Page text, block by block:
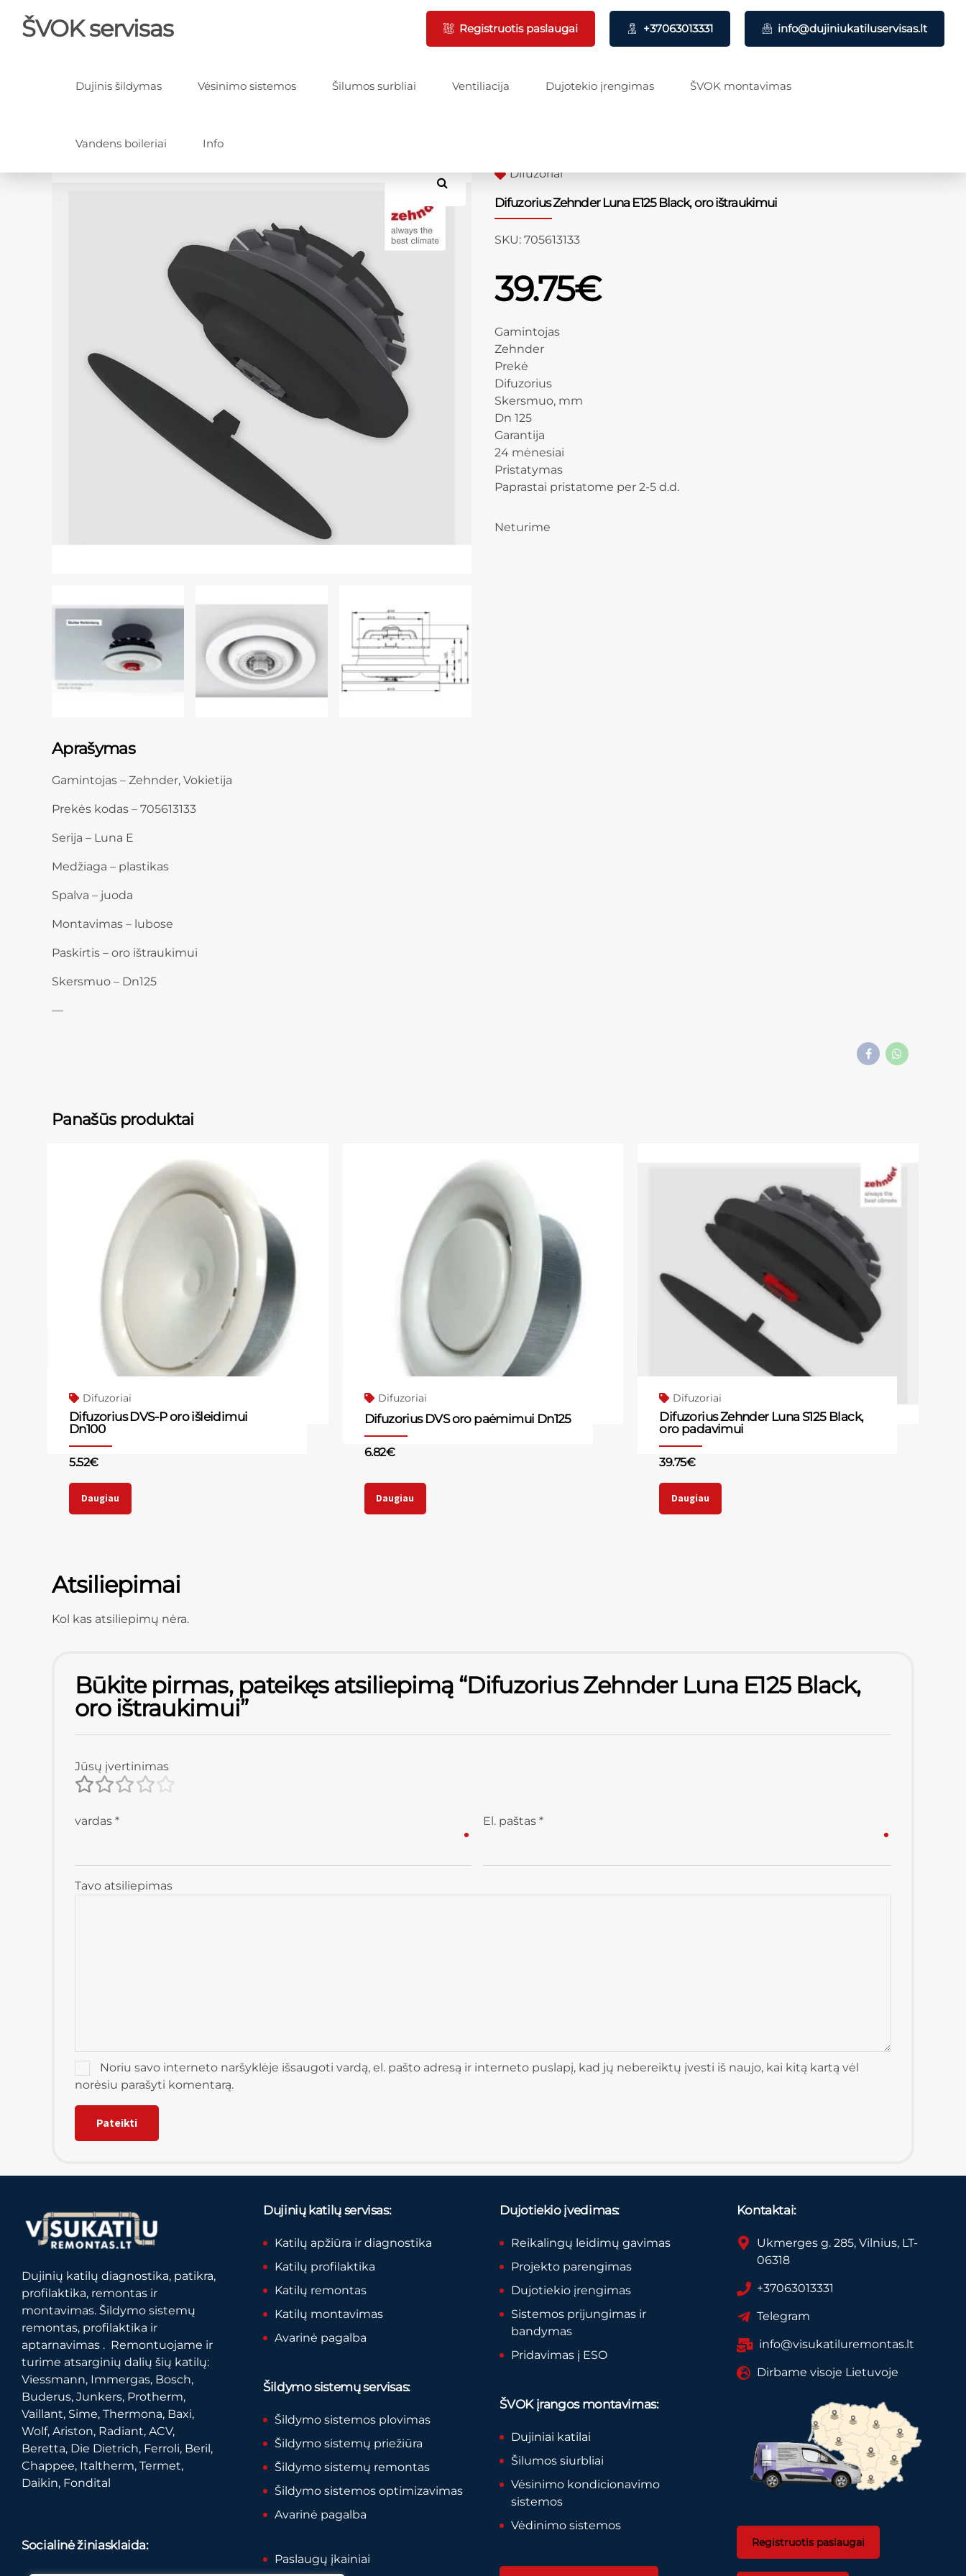
ŠVOK servisas Registruotis paslaugai +37063013331 info@dujiniukatiluservisas.lt
Dujinis šildymas Vėsinimo sistemos Šilumos surbliai Ventiliacija Dujotekio įrengimas ŠVOK montavimas
Vandens boileriai Info
Difuzoriai
Difuzorius Zehnder Luna E125 Black, oro ištraukimui
SKU: 705613133
39.75€
Gamintojas
Zehnder
Prekė
Difuzorius
Skersmuo, mm
Dn 125
Garantija
24 mėnesiai
Pristatymas
Paprastai pristatome per 2-5 d.d.
Neturime
Aprašymas
Gamintojas – Zehnder, Vokietija
Prekės kodas – 705613133
Serija – Luna E
Medžiaga – plastikas
Spalva – juoda
Montavimas – lubose
Paskirtis – oro ištraukimui
Skersmuo – Dn125
—
Panašūs produktai
Difuzoriai
Difuzorius DVS-P oro išleidimui
Dn100
5.52€
Daugiau
Difuzoriai
Difuzorius DVS oro paėmimui Dn125
6.82€
Daugiau
Difuzoriai
Difuzorius Zehnder Luna S125 Black,
oro padavimui
39.75€
Daugiau
Atsiliepimai
Kol kas atsiliepimų nėra.
Būkite pirmas, pateikęs atsiliepimą “Difuzorius Zehnder Luna E125 Black,
oro ištraukimui”
Jūsų įvertinimas
Tavo atsiliepimas
vardas * El. paštas *
Noriu savo interneto naršyklėje išsaugoti vardą, el. pašto adresą ir interneto puslapį, kad jų nebereiktų įvesti iš naujo, kai kitą kartą vėl
norėsiu parašyti komentarą.
Dujinių katilų diagnostika, patikra,
profilaktika, remontas ir
montavimas. Šildymo sistemų
remontas, profilaktika ir
aptarnavimas . Remontuojame ir
turime atsarginių dalių šių katilų:
Viessmann, Immergas, Bosch,
Buderus, Junkers, Protherm,
Vaillant, Sime, Thermona, Baxi,
Wolf, Ariston, Radiant, ACV,
Beretta, Die Dietrich, Ferroli, Beril,
Chappee, Italtherm, Termet,
Daikin, Fondital
Socialinė žiniasklaida:
Dujinių katilų servisas:
Katilų apžiūra ir diagnostika
Katilų profilaktika
Katilų remontas
Katilų montavimas
Avarinė pagalba
Šildymo sistemų servisas:
Šildymo sistemos plovimas
Šildymo sistemų priežiūra
Šildymo sistemų remontas
Šildymo sistemos optimizavimas
Avarinė pagalba
Paslaugų įkainiai
Dujotiekio įvedimas:
Reikalingų leidimų gavimas
Projekto parengimas
Dujotiekio įrengimas
Sistemos prijungimas ir
bandymas
Pridavimas į ESO
ŠVOK įrangos montavimas:
Dujiniai katilai
Šilumos siurbliai
Vėsinimo kondicionavimo
sistemos
Vėdinimo sistemos
Kontaktai:
Ukmerges g. 285, Vilnius, LT-
06318
+37063013331
Telegram
info@visukatiluremontas.lt
Dirbame visoje Lietuvoje
Registruotis paslaugai